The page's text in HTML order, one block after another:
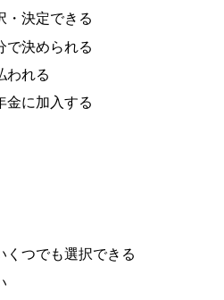
・決定できる
で決められる
われる
金に加入する
くつでも選択できる